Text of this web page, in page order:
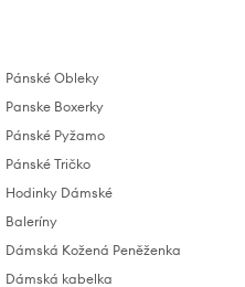
Pánské Obleky
Panske Boxerky
Pánské Pyžamo
Pánské Tričko
Hodinky Dámské
Baleríny
Dámská Kožená Peněženka
Dámská kabelka